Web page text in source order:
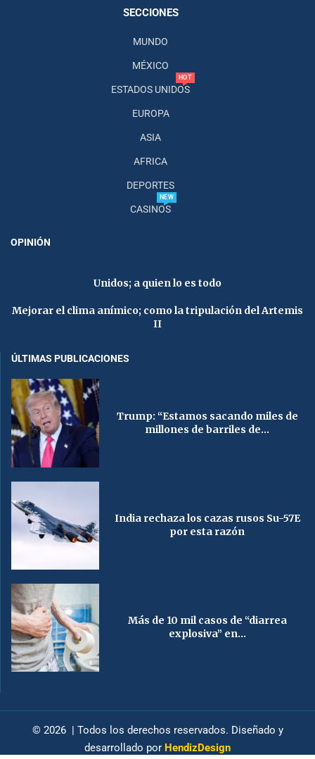
SECCIONES
MUNDO
MÉXICO
ESTADOS UNIDOS
HOT
EUROPA
ASIA
AFRICA
DEPORTES
CASINOS
NEW
OPINIÓN
Unidos; a quien lo es todo
Mejorar el clima anímico; como la tripulación del Artemis
II
ÚLTIMAS PUBLICACIONES
Trump: “Estamos sacando miles de
millones de barriles de...
India rechaza los cazas rusos Su-57E
por esta razón
Más de 10 mil casos de “diarrea
explosiva” en...
© 2026 | Todos los derechos reservados. Diseñado y
desarrollado por HendizDesign